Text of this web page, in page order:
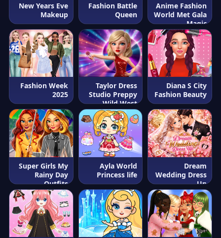
Anime Fashion
World Met Gala
Magic
Fashion Battle
Queen
New Years Eve
Makeup
Diana S City
Fashion Beauty
Taylor Dress
Studio Preppy
Wild West
Fashion Week
2025
Dream
Wedding Dress
Up
Ayla World
Princess life
Super Girls My
Rainy Day
Outfits